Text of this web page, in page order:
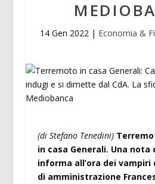
14 Gen 2022 | Economia &
(di Stefano Tenedini)
in casa Generali. Una nota
informa all’ora dei vampiri
di amministrazione